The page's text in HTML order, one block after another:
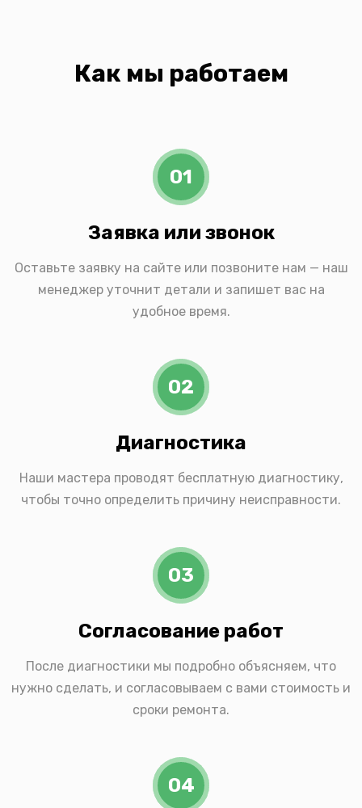
Как мы работаем
01
Заявка или звонок
Оставьте заявку на сайте или позвоните нам — наш
менеджер уточнит детали и запишет вас на
удобное время.
02
Диагностика
Наши мастера проводят бесплатную диагностику,
чтобы точно определить причину неисправности.
03
Согласование работ
После диагностики мы подробно объясняем, что
нужно сделать, и согласовываем с вами стоимость и
сроки ремонта.
04